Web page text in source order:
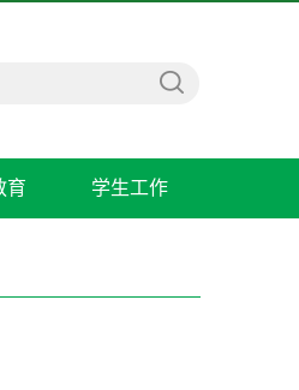
育 学生工作